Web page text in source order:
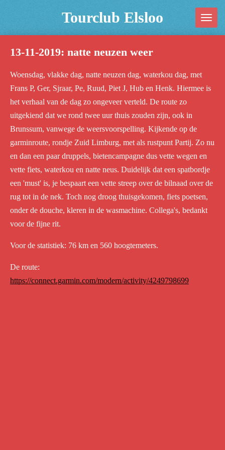
de
Tourclub Elsloo
13-11-2019: natte neuzen weer
Woensdag, vlakke dag, natte neuzen dag, waterkou dag, met
Frans P, Ger, Sjraar, Pe, Ruud, Piet J, Hub en Henk. Hiermee is
het verhaal van de dag zo ongeveer verteld. De route zo
uitgekiend dat we rond twee uur thuis zouden zijn, ook in
Brunssum, vanwege de weersvoorspelling. Kijkende op de
garminroute, rondje Zuid Limburg, met als rustpunt Partij. Zo nu
en dan een paar druppels, bietencampagne dus vette wegen en
vette fiets, waterkou en natte neus. Duidelijk dat een spatbordje
een 'must' is, je bespaart een vette streep over de bilnaad over de
rug tot in de nek. Toch nog droog thuisgekomen, fiets poetsen,
onder de douche, kleren in de wasmachine. Collega's, bedankt
voor de fijne rit.
Voor de statistiek: 76 km en 560 hoogtemeters.
De route:
https://connect.garmin.com/modern/activity/4249798699